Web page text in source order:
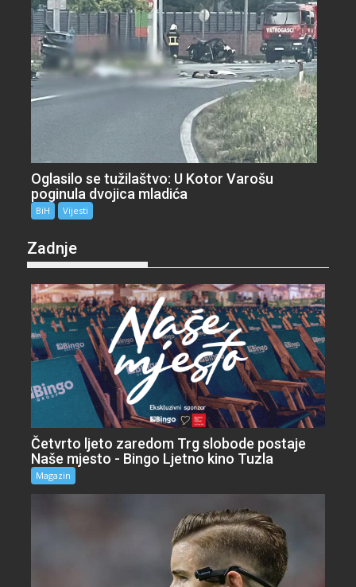
Oglasilo se tužilaštvo: U Kotor Varošu
poginula dvojica mladića
BiH Vijesti
Zadnje
Četvrto ljeto zaredom Trg slobode postaje
Naše mjesto - Bingo Ljetno kino Tuzla
Magazin